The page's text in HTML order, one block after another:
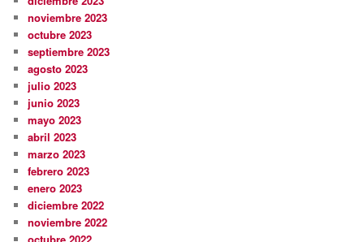
noviembre 2023
octubre 2023
septiembre 2023
agosto 2023
julio 2023
junio 2023
mayo 2023
abril 2023
marzo 2023
febrero 2023
enero 2023
diciembre 2022
noviembre 2022
octubre 2022